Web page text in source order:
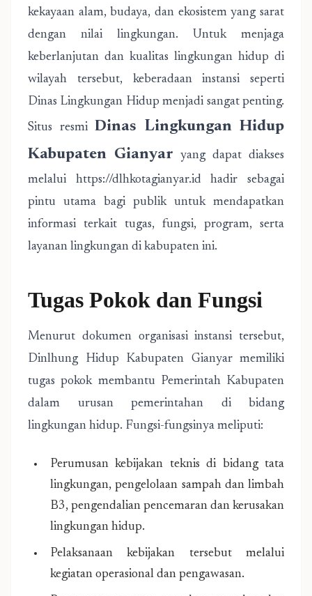
kekayaan alam, budaya, dan ekosistem yang sarat
dengan nilai lingkungan. Untuk menjaga
keberlanjutan dan kualitas lingkungan hidup di
wilayah tersebut, keberadaan instansi seperti
Dinas Lingkungan Hidup menjadi sangat penting.
Situs resmi Dinas Lingkungan Hidup
Kabupaten Gianyar
yang dapat diakses
melalui https://dlhkotagianyar.id hadir sebagai
pintu utama bagi publik untuk mendapatkan
informasi terkait tugas, fungsi, program, serta
layanan lingkungan di kabupaten ini.
Tugas Pokok dan Fungsi
Menurut dokumen organisasi instansi tersebut,
Dinlhung Hidup Kabupaten Gianyar memiliki
tugas pokok membantu Pemerintah Kabupaten
dalam urusan pemerintahan di bidang
lingkungan hidup. Fungsi-fungsinya meliputi:
Perumusan kebijakan teknis di bidang tata
lingkungan, pengelolaan sampah dan limbah
B3, pengendalian pencemaran dan kerusakan
lingkungan hidup.
Pelaksanaan kebijakan tersebut melalui
kegiatan operasional dan pengawasan.